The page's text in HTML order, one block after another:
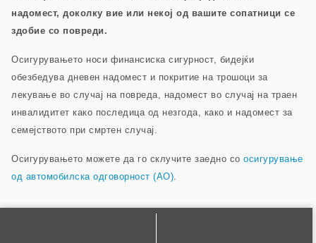
надомест, доколку вие или некој од вашите сопатници се
здобие со повреди.
Осигурувањето носи финансиска сигурност, бидејќи
обезбедува дневен надомест и покритие на трошоци за
лекување во случај на повреда, надомест во случај на траен
инвалидитет како последица од незгода, како и надомест за
семејството при смртен случај.
Осигурувањето можете да го склучите заедно со осигурување
од автомобилска одговорност (AO)